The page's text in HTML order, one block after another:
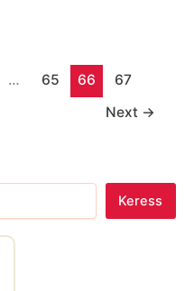
… 65 66
67
Next →
Keress